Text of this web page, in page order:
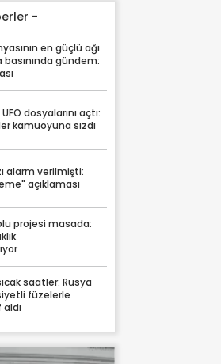
-
en güçlü ağı
basınında gündem:
dosyalarını açtı:
kamuoyuna sızdı
alarm verilmişti:
açıklaması
projesi masada:
saatler: Rusya
füzelerle